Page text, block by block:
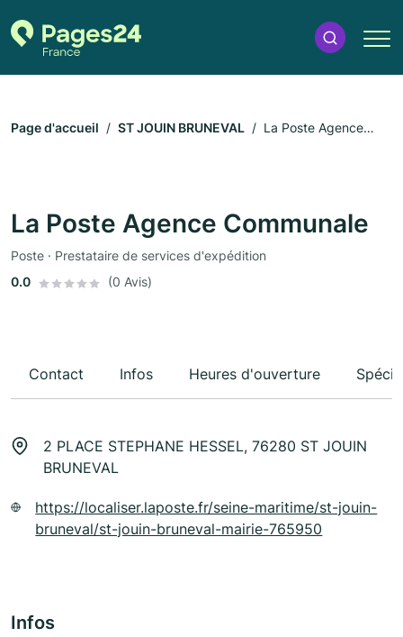
Page d'accueil ST JOUIN BRUNEVAL
La Poste Agence
La Poste Agence Communale
Poste · Prestataire de services d'expédition
0.0
(0 Avis)
Contact Infos Heures d'ouverture
2 PLACE STEPHANE HESSEL, 76280 ST JOUIN
BRUNEVAL
https://localiser.laposte.fr/seine-maritime/st-jouin-
bruneval/st-jouin-bruneval-mairie-765950
Infos